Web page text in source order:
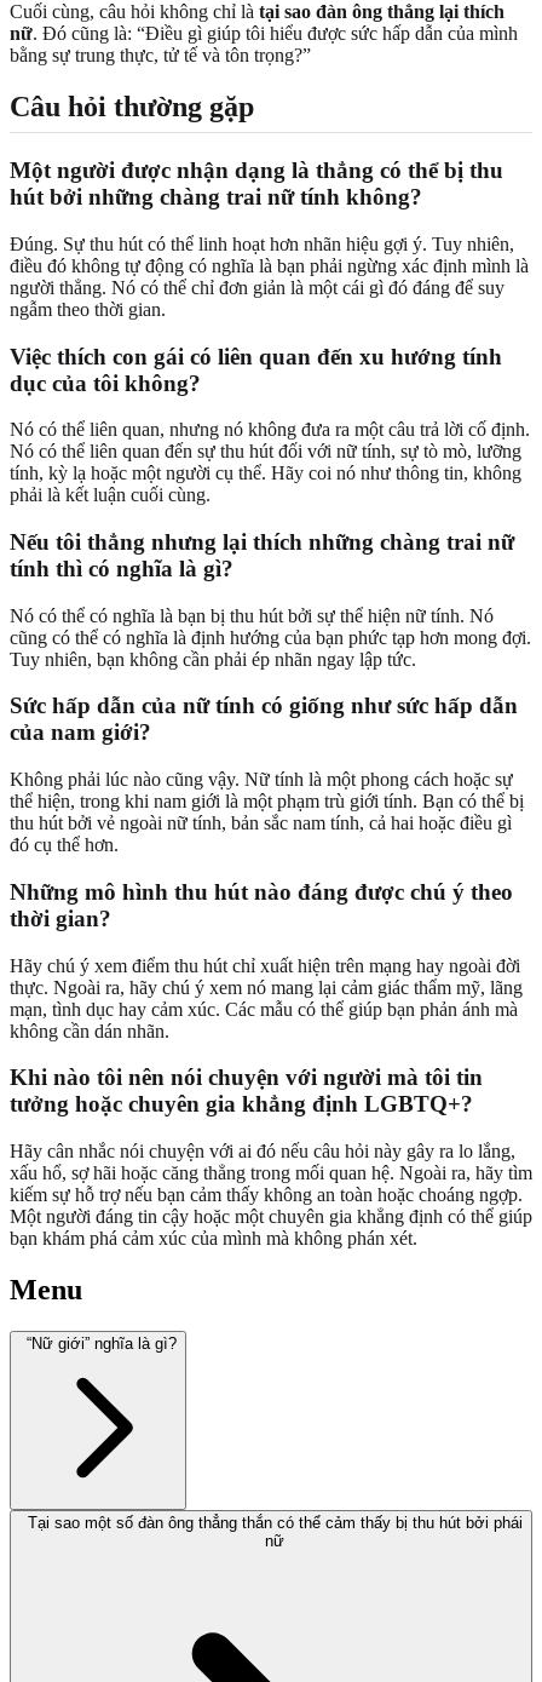
Cuối cùng, câu hỏi không chỉ là tại sao đàn ông thẳng lại thích
nữ. Đó cũng là: “Điều gì giúp tôi hiểu được sức hấp dẫn của mình
bằng sự trung thực, tử tế và tôn trọng?”
Câu hỏi thường gặp
Một người được nhận dạng là thẳng có thể bị thu
hút bởi những chàng trai nữ tính không?
Đúng. Sự thu hút có thể linh hoạt hơn nhãn hiệu gợi ý. Tuy nhiên,
điều đó không tự động có nghĩa là bạn phải ngừng xác định mình là
người thẳng. Nó có thể chỉ đơn giản là một cái gì đó đáng để suy
ngẫm theo thời gian.
Việc thích con gái có liên quan đến xu hướng tính
dục của tôi không?
Nó có thể liên quan, nhưng nó không đưa ra một câu trả lời cố định.
Nó có thể liên quan đến sự thu hút đối với nữ tính, sự tò mò, lưỡng
tính, kỳ lạ hoặc một người cụ thể. Hãy coi nó như thông tin, không
phải là kết luận cuối cùng.
Nếu tôi thẳng nhưng lại thích những chàng trai nữ
tính thì có nghĩa là gì?
Nó có thể có nghĩa là bạn bị thu hút bởi sự thể hiện nữ tính. Nó
cũng có thể có nghĩa là định hướng của bạn phức tạp hơn mong đợi.
Tuy nhiên, bạn không cần phải ép nhãn ngay lập tức.
Sức hấp dẫn của nữ tính có giống như sức hấp dẫn
của nam giới?
Không phải lúc nào cũng vậy. Nữ tính là một phong cách hoặc sự
thể hiện, trong khi nam giới là một phạm trù giới tính. Bạn có thể bị
thu hút bởi vẻ ngoài nữ tính, bản sắc nam tính, cả hai hoặc điều gì
đó cụ thể hơn.
Những mô hình thu hút nào đáng được chú ý theo
thời gian?
Hãy chú ý xem điểm thu hút chỉ xuất hiện trên mạng hay ngoài đời
thực. Ngoài ra, hãy chú ý xem nó mang lại cảm giác thẩm mỹ, lãng
mạn, tình dục hay cảm xúc. Các mẫu có thể giúp bạn phản ánh mà
không cần dán nhãn.
Khi nào tôi nên nói chuyện với người mà tôi tin
tưởng hoặc chuyên gia khẳng định LGBTQ+?
Hãy cân nhắc nói chuyện với ai đó nếu câu hỏi này gây ra lo lắng,
xấu hổ, sợ hãi hoặc căng thẳng trong mối quan hệ. Ngoài ra, hãy tìm
kiếm sự hỗ trợ nếu bạn cảm thấy không an toàn hoặc choáng ngợp.
Một người đáng tin cậy hoặc một chuyên gia khẳng định có thể giúp
bạn khám phá cảm xúc của mình mà không phán xét.
Menu
“Nữ giới” nghĩa là gì?
Tại sao một số đàn ông thẳng thắn có thể cảm thấy bị thu hút bởi phái
nữ